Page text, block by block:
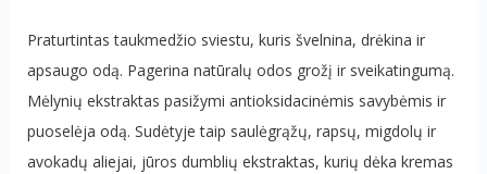
Praturtintas taukmedžio sviestu, kuris švelnina, drėkina ir
apsaugo odą. Pagerina natūralų odos grožį ir sveikatingumą.
Mėlynių ekstraktas pasižymi antioksidacinėmis savybėmis ir
puoselėja odą. Sudėtyje taip saulėgrąžų, rapsų, migdolų ir
avokadų aliejai, jūros dumblių ekstraktas, kurių dėka kremas